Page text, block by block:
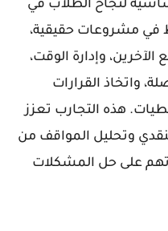
لنجاح الطلاب في
في مشروعات حقيقية،
وإدارة الوقت،
واتخاذ القرارات
هذه التجارب تعزز
وتحليل المواقف من
على حل المشكلات